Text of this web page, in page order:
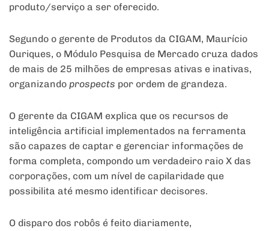
produto/serviço a ser oferecido.
Segundo o gerente de Produtos da CIGAM, Maurício
Ouriques, o Módulo Pesquisa de Mercado cruza dados
de mais de 25 milhões de empresas ativas e inativas,
organizando prospects por ordem de grandeza.
O gerente da CIGAM explica que os recursos de
inteligência artificial implementados na ferramenta
são capazes de captar e gerenciar informações de
forma completa, compondo um verdadeiro raio X das
corporações, com um nível de capilaridade que
possibilita até mesmo identificar decisores.
O disparo dos robôs é feito diariamente,